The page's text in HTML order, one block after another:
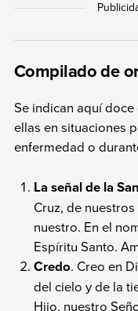
Compilado de
Se indican aquí
ellas en situaciones
enfermedad o
La señal de la
Cruz, de
nuestro. En el
Espíritu Santo.
Credo. Creo en
del cielo y de la
Hijo, nuestro